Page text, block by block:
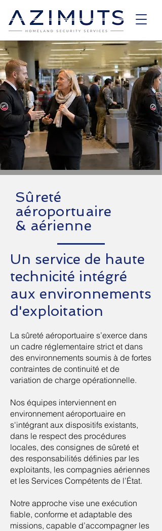
Sûreté
aéroportuaire
& aérienne
Un service de haute
technicité intégré
aux environnements
d'exploitation
La sûreté aéroportuaire s’exerce dans
un cadre réglementaire strict et dans
des environnements soumis à de fortes
contraintes de continuité et de
variation de charge opérationnelle.
Nos équipes interviennent en
environnement aéroportuaire en
s'intégrant aux dispositifs existants,
dans le respect des procédures
locales, des consignes de sûreté et
des responsabilités définies par les
exploitants, les compagnies aériennes
et les Services Compétents de l’État.
Notre approche vise une exécution
fiable, conforme et adaptable des
missions, capable d’accompagner les